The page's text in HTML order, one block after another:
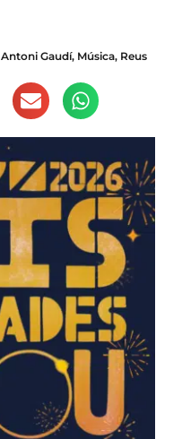
Antoni Gaudí, Música, Reus